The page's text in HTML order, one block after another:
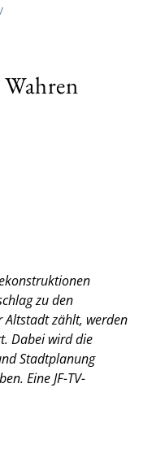
zu den
zählt, werden
Dabei wird die
Stadtplanung
Eine JF-TV-